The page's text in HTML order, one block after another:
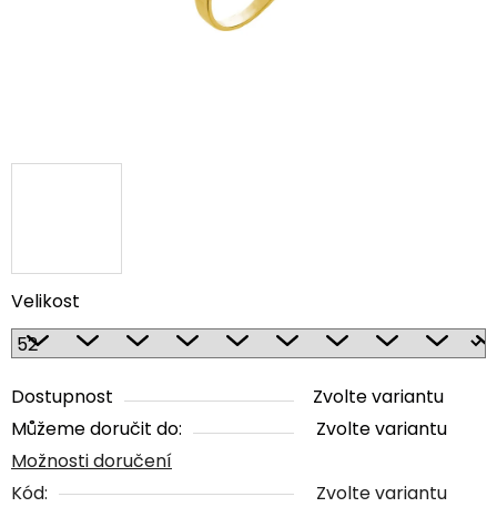
Velikost
Dostupnost
Zvolte variantu
Můžeme doručit do:
Zvolte variantu
Možnosti doručení
Kód:
Zvolte variantu